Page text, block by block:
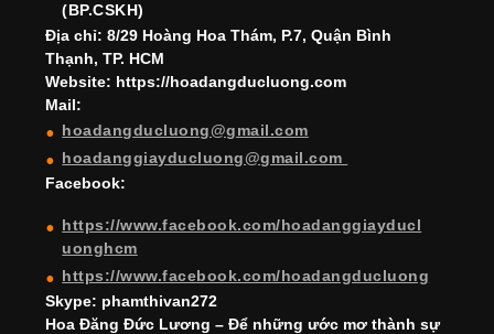
k
h
(BP.CSKH)
Địa chỉ: 8/29 Hoàng Hoa Thám, P.7, Quận Bình
Thạnh, TP. HCM
Website: https://hoadangducluong.com
Mail:
hoadangducluong@gmail.com
hoadanggiayducluong@gmail.com
Facebook:
https://www.facebook.com/hoadanggiayducl
uonghcm
https://www.facebook.com/hoadangducluong
Skype: phamthivan272
Hoa Đăng Đức Lương – Để những ước mơ thành sự